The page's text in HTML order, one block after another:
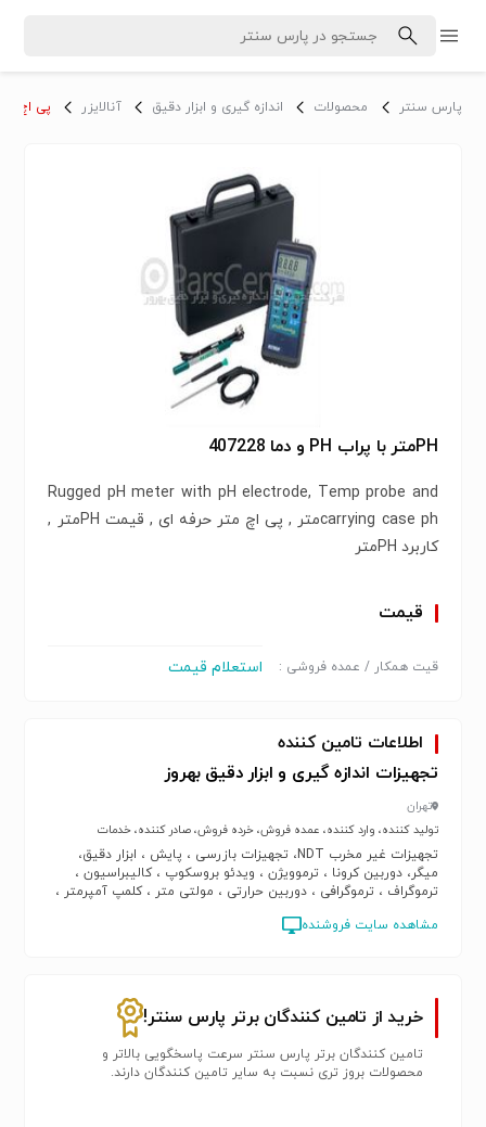
پارس سنتر محصولات اندازه گیری و ابزار دقیق آنالایزر پی اچ
PHمتر با پراب PH و دما 407228
Rugged pH meter with pH electrode, Temp probe and
carrying case phمتر , پی اچ متر حرفه ای , قیمت PHمتر ,
کاربرد PHمتر
قیمت
قیت همکار / عمده فروشی : استعلام قیمت
اطلاعات تامین کننده
تجهیزات اندازه گیری و ابزار دقیق بهروز
تهران
تولید کننده، وارد کننده، عمده فروش، خرده فروش، صادر کننده، خدمات
تجهیزات غیر مخرب NDT، تجهیزات بازرسی ، پایش ، ابزار دقیق،
میگر، دوربین کرونا ، ترموویژن ، ویدئو بروسکوپ ، کالیبراسیون ،
ترموگراف ، ترموگرافی ، دوربین حرارتی ، مولتی متر ، کلمپ آمپرمتر ،
مشاهده سایت فروشنده
خرید از تامین کنندگان برتر پارس سنتر!
تامین کنندگان برتر پارس سنتر سرعت پاسخگویی بالاتر و
محصولات بروز تری نسبت به سایر تامین کنندگان دارند.